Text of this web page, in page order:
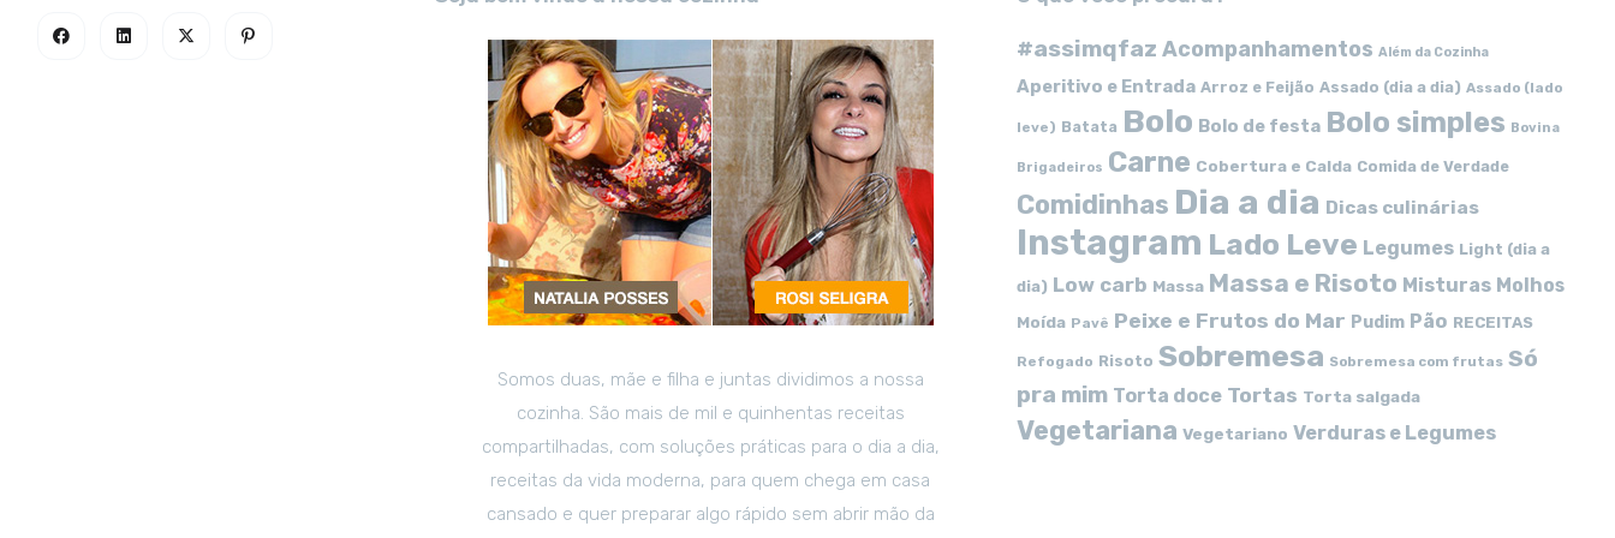
Somos duas, mãe e filha e juntas dividimos a nossa
cozinha. São mais de mil e quinhentas receitas
compartilhadas, com soluções práticas para o dia a dia,
receitas da vida moderna, para quem chega em casa
cansado e quer preparar algo rápido sem abrir mão da
#assimqfaz Acompanhamentos Além da Cozinha
Aperitivo e Entrada Arroz e Feijão Assado (dia a dia) Assado (lado
leve) Batata Bolo Bolo de festa Bolo simples Bovina
Brigadeiros Carne Cobertura e Calda Comida de Verdade
Comidinhas Dia a dia Dicas culinárias
Instagram Lado Leve Legumes Light (dia a
dia) Low carb Massa Massa e Risoto Misturas Molhos
Moída Pavê Peixe e Frutos do Mar Pudim Pão RECEITAS
Refogado Risoto Sobremesa Sobremesa com frutas Só
pra mim Torta doce Tortas Torta salgada
Vegetariana Vegetariano Verduras e Legumes